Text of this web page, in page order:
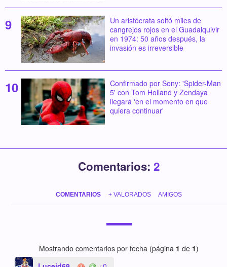
Un aristócrata soltó miles de
cangrejos rojos en el Guadalquivir
en 1974: 50 años después, la
invasión es irreversible
Confirmado por Sony: 'Spider-Man
5' con Tom Holland y Zendaya
llegará 'en el momento en que
quiera continuar'
Comentarios: 2
COMENTARIOS + VALORADOS AMIGOS
Mostrando comentarios por fecha (página 1 de 1)